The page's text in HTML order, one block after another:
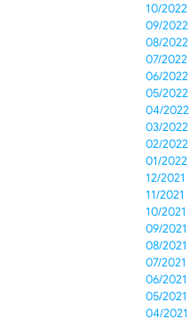
10/2022
09/2022
08/2022
07/2022
06/2022
05/2022
04/2022
03/2022
02/2022
01/2022
12/2021
11/2021
10/2021
09/2021
08/2021
07/2021
06/2021
05/2021
04/2021